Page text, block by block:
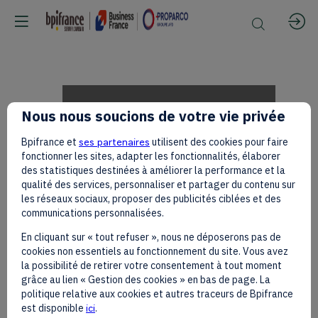
Clara
CHAPPAZ
and
Philip
Nous nous soucions de votre vie privée
Bpifrance et ses partenaires utilisent des cookies pour faire
fonctionner les sites, adapter les fonctionnalités, élaborer
des statistiques destinées à améliorer la performance et la
qualité des services, personnaliser et partager du contenu sur
les réseaux sociaux, proposer des publicités ciblées et des
communications personnalisées.
En cliquant sur « tout refuser », nous ne déposerons pas de
cookies non essentiels au fonctionnement du site. Vous avez
la possibilité de retirer votre consentement à tout moment
grâce au lien « Gestion des cookies » en bas de page. La
politique relative aux cookies et autres traceurs de Bpifrance
est disponible ici.